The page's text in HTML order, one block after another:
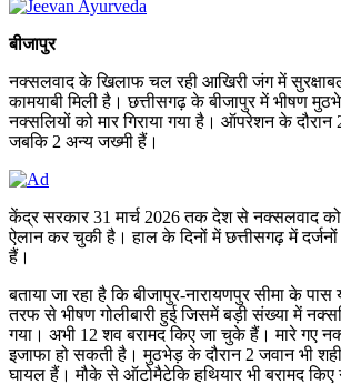
बीजापुर
नक्सलवाद के खिलाफ चल रही आखिरी जंग में
कामयाबी मिली है। छत्तीसगढ़ के बीजापुर में भीषण
नक्सलियों को मार गिराया गया है। ऑपरेशन के दौरान
जबकि 2 अन्य जख्मी हैं।
केंद्र सरकार 31 मार्च 2026 तक देश से नक्सलवाद
ऐलान कर चुकी है। हाल के दिनों में छत्तीसगढ़ में
हैं।
बताया जा रहा है कि बीजापुर-नारायणपुर सीमा के
तरफ से भीषण गोलीबारी हुई जिसमें बड़ी संख्या में
गया। अभी 12 शव बरामद किए जा चुके हैं। मारे गए
इजाफा हो सकती है। मुठभेड़ के दौरान 2 जवान भी
घायल हैं। मौके से ऑटोमैटेकि हथियार भी बरामद किए